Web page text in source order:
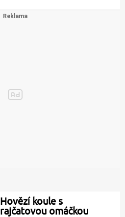
Hovězí koule s
rajčatovou omáčkou